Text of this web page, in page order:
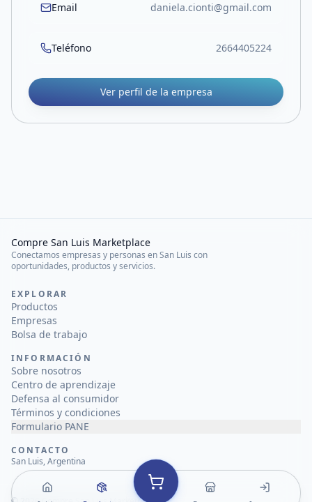
Email daniela.cionti@gmail.com
Teléfono 2664405224
Ver perfil de la empresa
Compre San Luis Marketplace
Conectamos empresas y personas en San Luis con
oportunidades, productos y servicios.
EXPLORAR
Productos
Empresas
Bolsa de trabajo
INFORMACIÓN
Sobre nosotros
Centro de aprendizaje
Defensa al consumidor
Términos y condiciones
Formulario PANE
CONTACTO
San Luis, Argentina